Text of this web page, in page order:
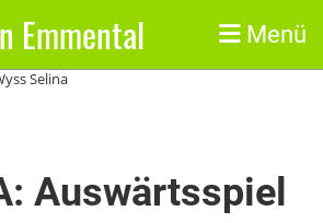
Emmental Menü
Selina
Auswärtsspiel